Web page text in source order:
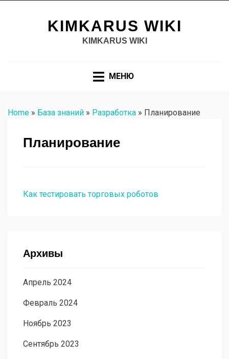
KIMKARUS WIKI
KIMKARUS WIKI
МЕНЮ
Home » База знаний » Разработка » Планирование
Планирование
Как тестировать торговых роботов
Архивы
Апрель 2024
Февраль 2024
Ноябрь 2023
Сентябрь 2023